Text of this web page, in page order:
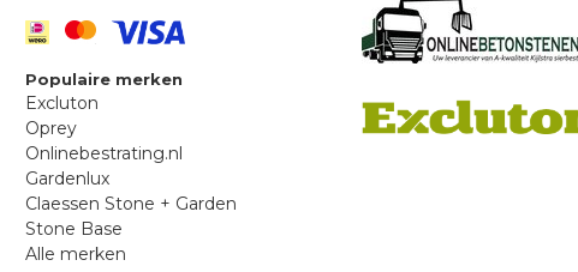
Populaire merken
Excluton
Oprey
Onlinebestrating.nl
Gardenlux
Claessen Stone + Garden
Stone Base
Alle merken